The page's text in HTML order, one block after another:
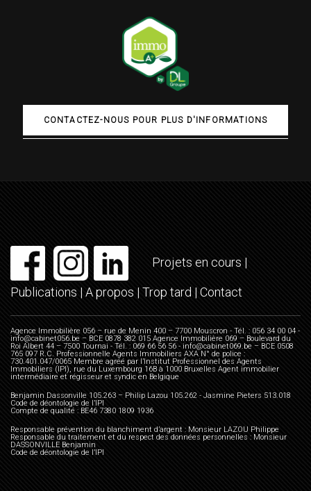
CONTACTEZ-NOUS POUR PLUS D'INFORMATIONS
Projets en cours |
Publications | A propos | Trop tard | Contact
Agence Immobilière 056 – rue de Menin 400 – 7700 Mouscron - Tél. : 056 34 00 04 -
info@cabinet056.be – BCE 0878 382 015 Agence Immobilière 069 – Boulevard du
Roi Albert 44 – 7500 Tournai - Tél. : 069 66 56 56 - info@cabinet069.be – BCE 0508
765 097 R.C. Professionnelle Agents Immobiliers AXA N° de police :
730.401.047/0065 Membre agréé par l’Institut Professionnel des Agents
Immobiliers (IPI), rue du Luxembourg 16B à 1000 Bruxelles Agent immobilier
intermédiaire et régisseur et syndic en Belgique
Benjamin Dassonville 105.263 – Philip Lazou 105.262 - Jasmine Pieters 513.018
Code de déontologie de l’IPI
Compte de qualité : BE46 7380 1809 1936
Responsable prévention du blanchiment d’argent : Monsieur LAZOU Philippe
Responsable du traitement et du respect des données personnelles : Monsieur
DASSONVILLE Benjamin
Code de déontologie de l’IPI